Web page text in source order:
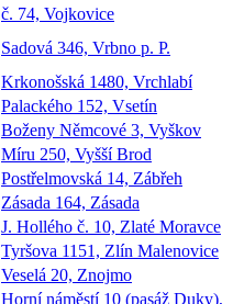
č. 74, Vojkovice
Sadová 346, Vrbno p. P.
Krkonošská 1480, Vrchlabí
Palackého 152, Vsetín
Boženy Němcové 3, Vyškov
Míru 250, Vyšší Brod
Postřelmovská 14, Zábřeh
Zásada 164, Zásada
J. Hollého č. 10, Zlaté Moravce
Tyršova 1151, Zlín Malenovice
Veselá 20, Znojmo
Horní náměstí 10 (pasáž Duky),